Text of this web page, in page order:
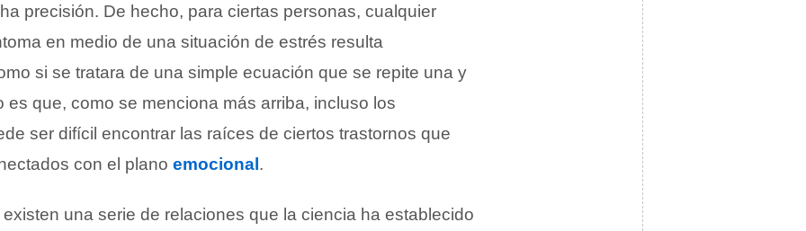
precisión. De hecho, para ciertas personas, cualquier
en medio de una situación de estrés resulta
si se tratara de una simple ecuación que se repite una y
es que, como se menciona más arriba, incluso los
ser difícil encontrar las raíces de ciertos trastornos que
con el plano emocional.
una serie de relaciones que la ciencia ha establecido